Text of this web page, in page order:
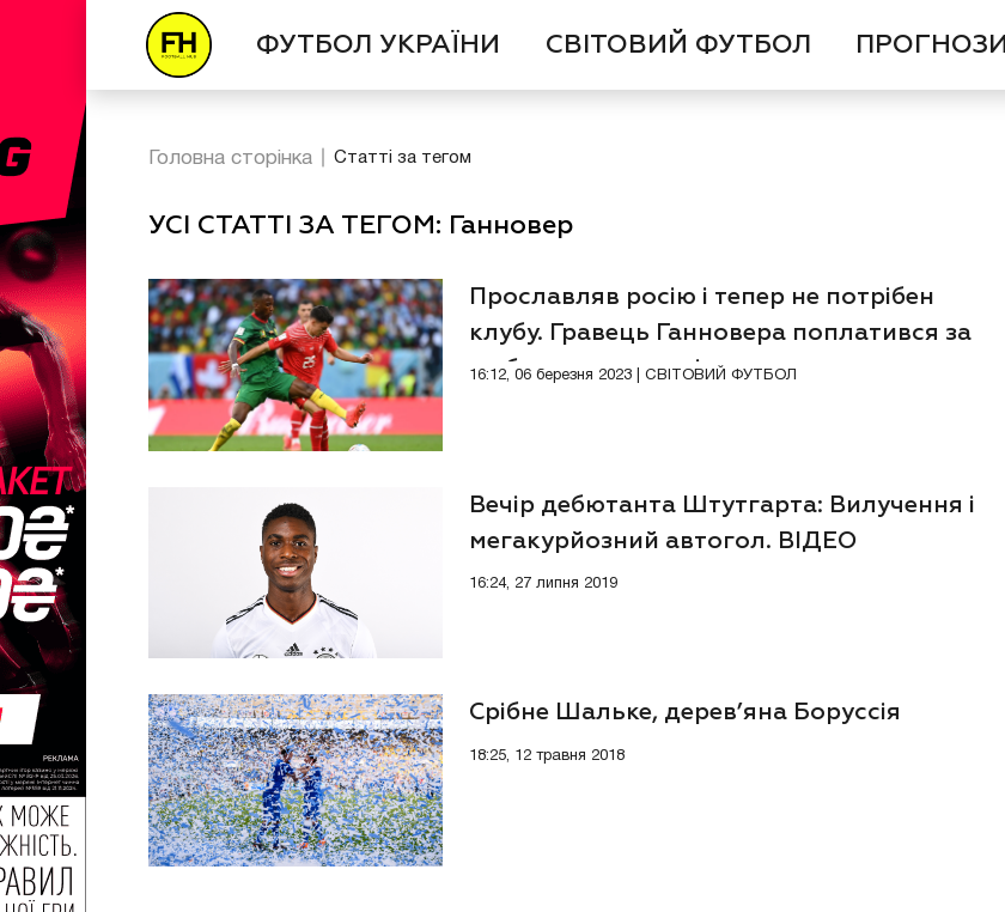
ФУТБОЛ УКРАЇНИ СВІТОВИЙ ФУТБОЛ ПРОГНОЗИ
Головна сторінка Статті за тегом
УСІ СТАТТІ ЗА ТЕГОМ: Ганновер
Прославляв росію і тепер не потрібен
клубу. Гравець Ганновера поплатився за
любов до окупантів
16:12, 06 березня 2023 | СВІТОВИЙ ФУТБОЛ
Вечір дебютанта Штутгарта: Вилучення і
мегакурйозний автогол. ВІДЕО
16:24, 27 липня 2019
Срібне Шальке, дерев’яна Боруссія
18:25, 12 травня 2018